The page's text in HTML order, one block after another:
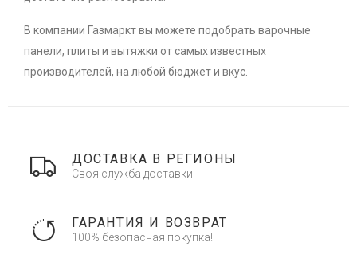
В компании Газмаркт вы можете подобрать варочные
панели, плиты и вытяжки от самых известных
производителей, на любой бюджет и вкус.
ДОСТАВКА В РЕГИОНЫ
Своя служба доставки
ГАРАНТИЯ И ВОЗВРАТ
100% безопасная покупка!